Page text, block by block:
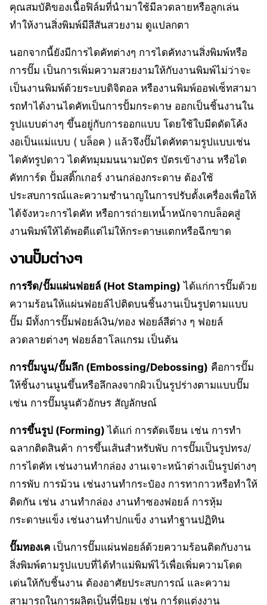
คุณสมบัติของเนื้อฟิล์มที่นำมาใช้มีลวดลายหรือลูกเล่น
ทำให้งานสิ่งพิมพ์มีสีสันสวยงาม ดูแปลกตา
นอกจากนี้ยังมีการไดคัทต่างๆ การไดคัทงานสิ่งพิมพ์หรือ
การปั๊ม เป็นการเพิ่มความสวยงามให้กับงานพิมพ์ไม่ว่าจะ
เป็นงานพิมพ์ด้วยระบบดิจิตอล หรืองานพิมพ์ออฟเซ็ทสามา
รถทำได้งานไดคัทเป็นการปั้มกระดาษ ออกเป็นชิ้นงานใน
รูปแบบต่างๆ ขึ้นอยู่กับการออกแบบ โดยใช้ใบมีดดัดโค้ง
งอเป็นแม่แบบ ( บล็อค ) แล้วจึงปั๊มไดคัทตามรูปแบบเช่น
ไดคัทรูปดาว ไดคัทมุมมนนามบัตร บัตรเข้างาน หรือได
คัทการ์ด ปั้มสติ๊กเกอร์ งานกล่องกระดาษ ต้องใช้
ประสบการณ์และความชำนาญในการปรับตั้งเครื่องเพื่อให้
ได้จังหวะการไดคัท หรือการถ่ายเทน้ำหนักจากบล็อคสู่
งานพิมพ์ให้ได้พอดีแต่ไม่ให้กระดาษแตกหรือฉีกขาด
งานปั๊มต่างๆ
การรีด/ปั๊มแผ่นฟอยล์ (Hot Stamping) ได้แก่การปั๊มด้วย
ความร้อนให้แผ่นฟอยล์ไปติดบนชิ้นงานเป็นรูปตามแบบ
ปั๊ม มีทั้งการปั๊มฟอยล์เงิน/ทอง ฟอยล์สีต่าง ๆ ฟอยล์
ลวดลายต่างๆ ฟอยล์ฮาโลแกรม เป็นต้น
การปั๊มนูน/ปั๊มลึก (Embossing/Debossing) คือการปั๊ม
ให้ชิ้นงานนูนขึ้นหรือลึกลงจากผิวเป็นรูปร่างตามแบบปั๊ม
เช่น การปั๊มนูนตัวอักษร สัญลักษณ์
การขึ้นรูป (Forming)ได้แก่ การตัดเจียน เช่น การทำ
ฉลากติดสินค้า การขึ้นเส้นสำหรับพับ การปั๊มเป็นรูปทรง/
การไดคัท เช่นงานทำกล่อง งานเจาะหน้าต่างเป็นรูปต่างๆ
การพับ การม้วน เช่นงานทำกระป๋อง การทากาวหรือทำให้
ติดกัน เช่น งานทำกล่อง งานทำซองฟอยล์ การหุ้ม
กระดาษแข็ง เช่นงานทำปกแข็ง งานทำฐานปฏิทิน
ปั๊มทองเค เป็นการปั๊มแผ่นฟอยล์ด้วยความร้อนติดกับงาน
สิ่งพิมพ์ตามรูปแบบที่ได้ทำแม่พิมพ์ไว้เพื่อเพิ่มความโดด
เด่นให้กับชิ้นงาน ต้องอาศัยประสบการณ์ และความ
สามารถในการผลิตเป็นที่นิยม เช่น การ์ดแต่งงาน